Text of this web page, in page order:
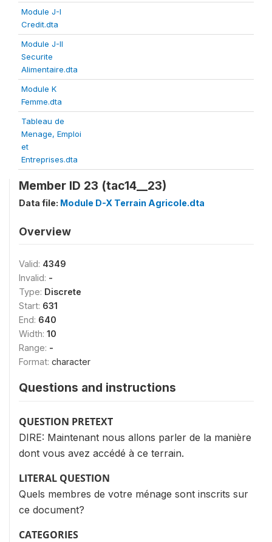
Module J-I
Credit.dta
Module J-II
Securite
Alimentaire.dta
Module K
Femme.dta
Tableau de
Menage, Emploi
et
Entreprises.dta
Member ID 23 (tac14__23)
Data file: Module D-X Terrain Agricole.dta
Overview
Valid: 4349
Invalid: -
Type: Discrete
Start: 631
End: 640
Width: 10
Range: -
Format: character
Questions and instructions
QUESTION PRETEXT
DIRE: Maintenant nous allons parler de la manière
dont vous avez accédé à ce terrain.
LITERAL QUESTION
Quels membres de votre ménage sont inscrits sur
ce document?
CATEGORIES